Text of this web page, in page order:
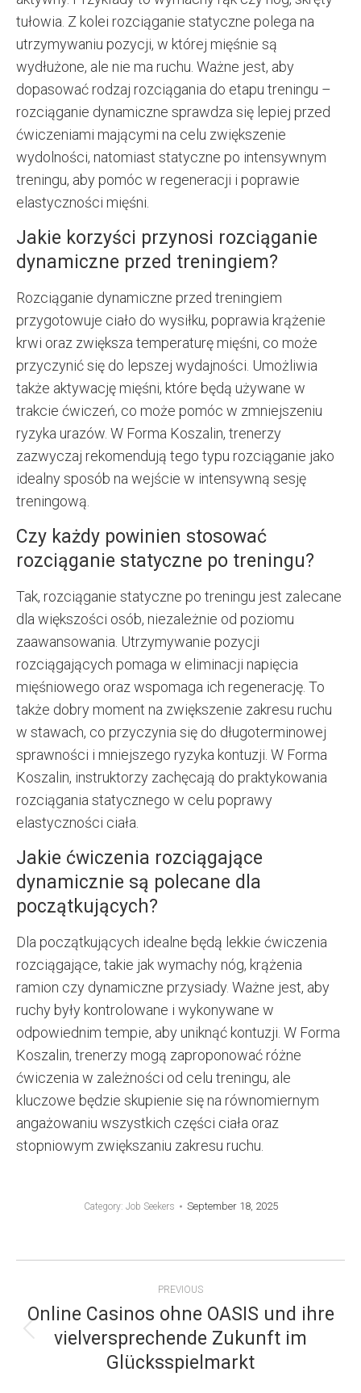
tułowia. Z kolei rozciąganie statyczne polega na
utrzymywaniu pozycji, w której mięśnie są
wydłużone, ale nie ma ruchu. Ważne jest, aby
dopasować rodzaj rozciągania do etapu treningu –
rozciąganie dynamiczne sprawdza się lepiej przed
ćwiczeniami mającymi na celu zwiększenie
wydolności, natomiast statyczne po intensywnym
treningu, aby pomóc w regeneracji i poprawie
elastyczności mięśni.
Jakie korzyści przynosi rozciąganie
dynamiczne przed treningiem?
Rozciąganie dynamiczne przed treningiem
przygotowuje ciało do wysiłku, poprawia krążenie
krwi oraz zwiększa temperaturę mięśni, co może
przyczynić się do lepszej wydajności. Umożliwia
także aktywację mięśni, które będą używane w
trakcie ćwiczeń, co może pomóc w zmniejszeniu
ryzyka urazów. W Forma Koszalin, trenerzy
zazwyczaj rekomendują tego typu rozciąganie jako
idealny sposób na wejście w intensywną sesję
treningową.
Czy każdy powinien stosować
rozciąganie statyczne po treningu?
Tak, rozciąganie statyczne po treningu jest zalecane
dla większości osób, niezależnie od poziomu
zaawansowania. Utrzymywanie pozycji
rozciągających pomaga w eliminacji napięcia
mięśniowego oraz wspomaga ich regenerację. To
także dobry moment na zwiększenie zakresu ruchu
w stawach, co przyczynia się do długoterminowej
sprawności i mniejszego ryzyka kontuzji. W Forma
Koszalin, instruktorzy zachęcają do praktykowania
rozciągania statycznego w celu poprawy
elastyczności ciała.
Jakie ćwiczenia rozciągające
dynamicznie są polecane dla
początkujących?
Dla początkujących idealne będą lekkie ćwiczenia
rozciągające, takie jak wymachy nóg, krążenia
ramion czy dynamiczne przysiady. Ważne jest, aby
ruchy były kontrolowane i wykonywane w
odpowiednim tempie, aby uniknąć kontuzji. W Forma
Koszalin, trenerzy mogą zaproponować różne
ćwiczenia w zależności od celu treningu, ale
kluczowe będzie skupienie się na równomiernym
angażowaniu wszystkich części ciała oraz
stopniowym zwiększaniu zakresu ruchu.
Category: Job Seekers September 18, 2025
NAVIGATION
PREVIOUS
Previous
post:
Online Casinos ohne OASIS und ihre
vielversprechende Zukunft im
Glücksspielmarkt